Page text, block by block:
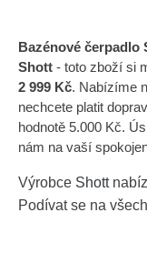
Bazénové čerpadlo
Shott - toto zboží si
2 999 Kč. Nabízíme
nechcete platit
hodnotě 5.000 Kč.
nám na vaší
Výrobce Shott
Podívat se na